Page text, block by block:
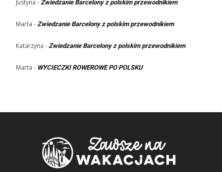
Justyna - Zwiedzanie Barcelony z polskim przewodnikiem
Marta - Zwiedzanie Barcelony z polskim przewodnikiem
Katarzyna - Zwiedzanie Barcelony z polskim przewodnikiem
Marta - WYCIECZKI ROWEROWE PO POLSKU